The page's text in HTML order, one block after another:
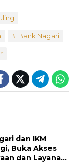
Bank Nagari
dan IKM
Buka Akses
dan Layanan